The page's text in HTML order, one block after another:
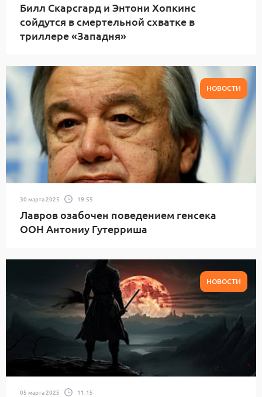
Билл Скарсгард и Энтони Хопкинс
сойдутся в смертельной схватке в
триллере «Западня»
НОВОСТИ
30 марта 2025 19:55
Лавров озабочен поведением генсека
ООН Антониу Гутерриша
НОВОСТИ
05 марта 2025 11:15